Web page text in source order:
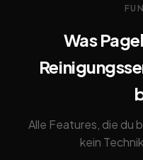
Was
Alle Features, die du
kein